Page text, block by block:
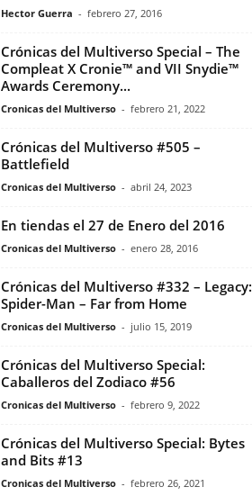
Hector Guerra - febrero 27, 2016
Crónicas del Multiverso Special – The
Compleat X Cronie™ and VII Snydie™
Awards Ceremony...
Cronicas del Multiverso - febrero 21, 2022
Crónicas del Multiverso #505 –
Battlefield
Cronicas del Multiverso - abril 24, 2023
En tiendas el 27 de Enero del 2016
Cronicas del Multiverso - enero 28, 2016
Crónicas del Multiverso #332 – Legacy:
Spider-Man – Far from Home
Cronicas del Multiverso - julio 15, 2019
Crónicas del Multiverso Special:
Caballeros del Zodiaco #56
Cronicas del Multiverso - febrero 9, 2022
Crónicas del Multiverso Special: Bytes
and Bits #13
Cronicas del Multiverso - febrero 26, 2021